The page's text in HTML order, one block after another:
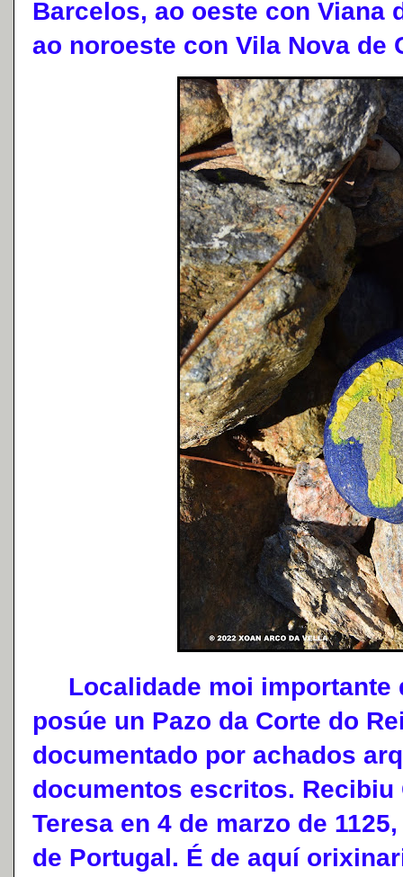
Barcelos, ao oeste con Viana
ao noroeste con Vila Nova de
Localidade moi importante
posúe un Pazo da Corte do
documentado por achados
documentos escritos. Recibiu
Teresa en 4 de marzo de
de Portugal. É de aquí